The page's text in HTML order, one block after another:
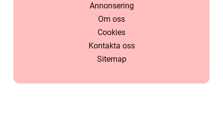
Annonsering
Om oss
Cookies
Kontakta oss
Sitemap